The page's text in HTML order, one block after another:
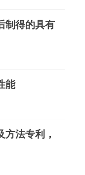
制得的具有
能
法专利，